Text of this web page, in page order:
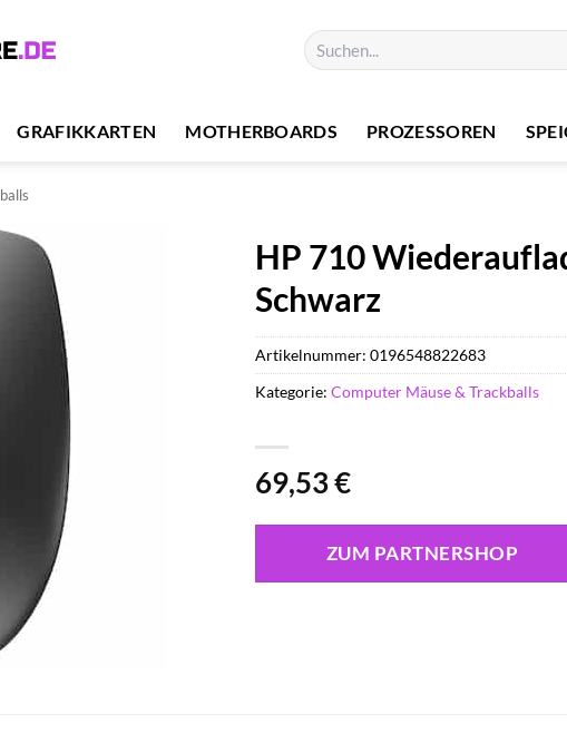
Suchen
nach:
GRAFIKKARTEN MOTHERBOARDS PROZESSOREN
HP 710
Schwarz
69,53€
ZUM PARTNERSHOP
Artikelnummer:0196548822683
Kategorie:Computer Mäuse & Trackballs